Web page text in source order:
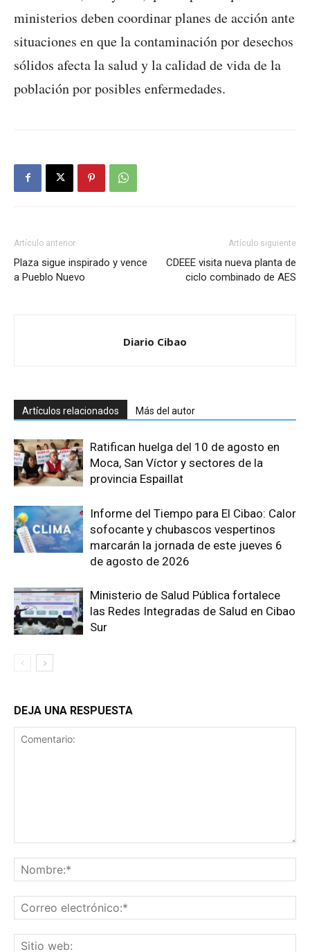
ministerios deben coordinar planes de acción ante
situaciones en que la contaminación por desechos
sólidos afecta la salud y la calidad de vida de la
población por posibles enfermedades.
Artículo anterior
Plaza sigue inspirado y vence
a Pueblo Nuevo
Artículo siguiente
CDEEE visita nueva planta de
ciclo combinado de AES
Diario Cibao
Artículos relacionados Más del autor
Ratifican huelga del 10 de agosto en
Moca, San Víctor y sectores de la
provincia Espaillat
Informe del Tiempo para El Cibao: Calor
sofocante y chubascos vespertinos
marcarán la jornada de este jueves 6
de agosto de 2026
Ministerio de Salud Pública fortalece
las Redes Integradas de Salud en Cibao
Sur
DEJA UNA RESPUESTA